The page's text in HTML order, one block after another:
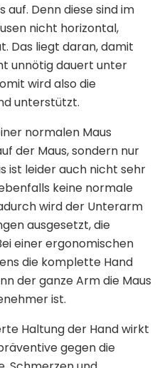
auf. Denn diese sind im
nicht horizontal,
Das liegt daran, damit
unnötig dauert unter
wird also die
unterstützt.
normalen Maus
der Maus, sondern nur
ist leider auch nicht sehr
keine normale
wird der Unterarm
ausgesetzt, die
einer ergonomischen
die komplette Hand
der ganze Arm die Maus
ist.
Haltung der Hand wirkt
gegen die